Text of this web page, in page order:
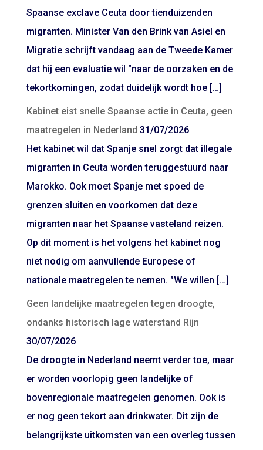
Spaanse exclave Ceuta door tienduizenden
migranten. Minister Van den Brink van Asiel en
Migratie schrijft vandaag aan de Tweede Kamer
dat hij een evaluatie wil "naar de oorzaken en de
tekortkomingen, zodat duidelijk wordt hoe […]
Kabinet eist snelle Spaanse actie in Ceuta, geen
maatregelen in Nederland 31/07/2026
Het kabinet wil dat Spanje snel zorgt dat illegale
migranten in Ceuta worden teruggestuurd naar
Marokko. Ook moet Spanje met spoed de
grenzen sluiten en voorkomen dat deze
migranten naar het Spaanse vasteland reizen.
Op dit moment is het volgens het kabinet nog
niet nodig om aanvullende Europese of
nationale maatregelen te nemen. "We willen […]
Geen landelijke maatregelen tegen droogte,
ondanks historisch lage waterstand Rijn
30/07/2026
De droogte in Nederland neemt verder toe, maar
er worden voorlopig geen landelijke of
bovenregionale maatregelen genomen. Ook is
er nog geen tekort aan drinkwater. Dit zijn de
belangrijkste uitkomsten van een overleg tussen